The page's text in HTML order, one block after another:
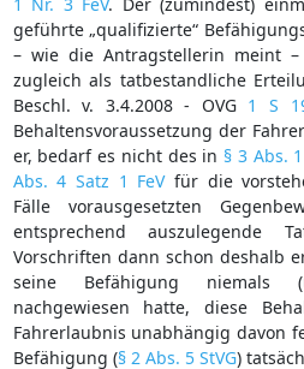
geführte „qualifizierte“
– wie die Antragstellerin meint –
zugleich als tatbestandliche
Beschl. v. 3.4.2008 - OVG 1 S
Behaltensvoraussetzung der
er, bedarf es nicht des in § 3 Abs.
Abs. 4 Satz 1 FeVfür die
Fälle vorausgesetzten
entsprechend auszulegende
Vorschriften dann schon deshalb
seine Befähigung niemals
nachgewiesen hatte, diese
Fahrerlaubnis unabhängig davon
Befähigung (§ 2 Abs. 5 StVG)